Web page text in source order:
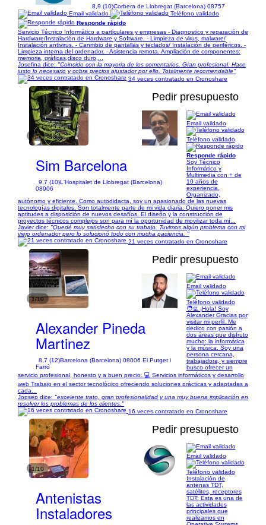
8,9 (10)Corbera de Llobregat (Barcelona) 08757
Email validado
Teléfono validado
Responde rápido
Servicio Técnico Informático a particulares y empresas - Diagnostico y reparación de
Hardware/Instalación de Hardware y Software. - Limpieza de virus, malware/
Instalación antivirus. - Canmbio de pantallas y teclados/ Instalación de periféricos. -
Limpieza interna del ordenador. - Asistencia remota. Ampliación de componentes:
memoria, gráficas,disco duro,...
Josefina dice: "Coincido con la mayoria de los comentarios. Gran profesional. Hace
justo lo necesario y cobra precios ajustador por ello. Totalmente recomendable"
34 veces contratado en Cronoshare
1/5
Pedir presupuesto
Sim Barcelona
9,7 (10)L'Hospitalet de Llobregat (Barcelona)
08906
Email validado
Teléfono validado
Responde rápido
Soy Técnico
Informático y
Multimedia con + de
10 años de
experiencia.
Organizado,
autónomo y eficiente. Como autodidacta, soy un apasionado de las nuevas
tecnologías digitales. Son totalmente parte de mi vida diaria. Quiero poner mis
aptitudes a disposición de nuevos desafíos. El diseño y la construcción de
proyectos técnicos complejos son para mí la oportunidad de movilizar toda mí...
Javier dice: "Quedé muy satisfecho con su trabajo. Tuvimos algún problema con mi
viejo ordenador pero lo solucionó todo con mucha paciencia. "
21 veces contratado en Cronoshare
1/10
Pedir presupuesto
Alexander Pineda
Martinez
8,7 (12)Barcelona (Barcelona) 08006 El Putget i
Farró
Email validado
Teléfono validado
🧑‍💻 ¡Hola! Soy
Alexander Gracias por
visitar mi perfil. Me
dedico con pasión a
dos áreas que disfruto
mucho: la informática
y la música. Soy una
persona cercana,
trabajadora, y siempre
busco ofrecer un
servicio profesional, honesto y a buen precio. 💻 Servicios informáticos y desarrollo
web Trabajo en el sector tecnológico ofreciendo soluciones prácticas y adaptadas a
cada...
Jopsep dice: "excelente trato, gran profesionalidad y una muy buena implicación en
resolver los problemas de los clientes."
16 veces contratado en Cronoshare
1/10
Pedir presupuesto
Antenistas
Instaladores
Email validado
Teléfono validado
Instalación de
antenas TDT,
satélites, receptores
TDT: Esta es una de
las actividades
principales que
realizamos en